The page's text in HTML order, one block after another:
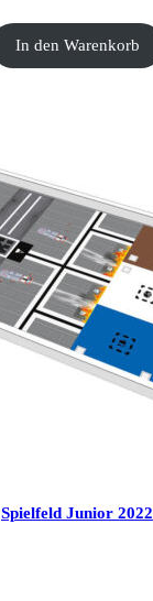
In den Warenkorb
Spielfeld Junior 2022